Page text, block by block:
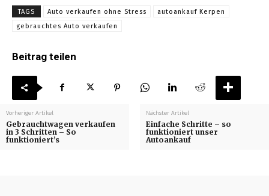
TAGS Auto verkaufen ohne Stress
autoankauf Kerpen
gebrauchtes Auto verkaufen
Beitrag teilen
Vorheriger Artikel
Gebrauchtwagen verkaufen
in 3 Schritten – So
funktioniert’s
Nächster Artikel
Einfache Schritte – so
funktioniert unser
Autoankauf